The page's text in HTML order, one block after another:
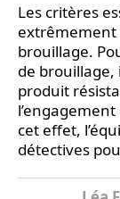
Les critères
extrêmement
brouillage.
de brouillage,
produit
cet effet,
détectives